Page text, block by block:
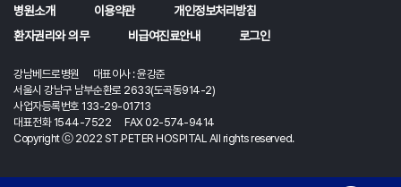
병원소개 이용약관
개인정보처리방침
환자권리와 의무
비급여진료안내 로그인
강남베드로병원 대표이사 : 윤강준
서울시 강남구 남부순환로 2633(도곡동914-2)
사업자등록번호 133-29-01713
대표전화 1544-7522 FAX 02-574-9414
Copyright ⓒ 2022 ST.PETER HOSPITAL All rights reserved.